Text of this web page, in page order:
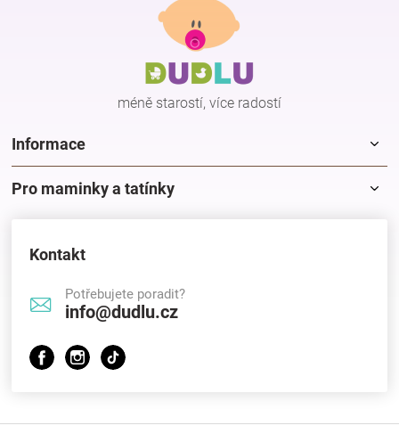
méně starostí, více radostí
Informace
Pro maminky a tatínky
Kontakt
Potřebujete poradit?
info@dudlu.cz